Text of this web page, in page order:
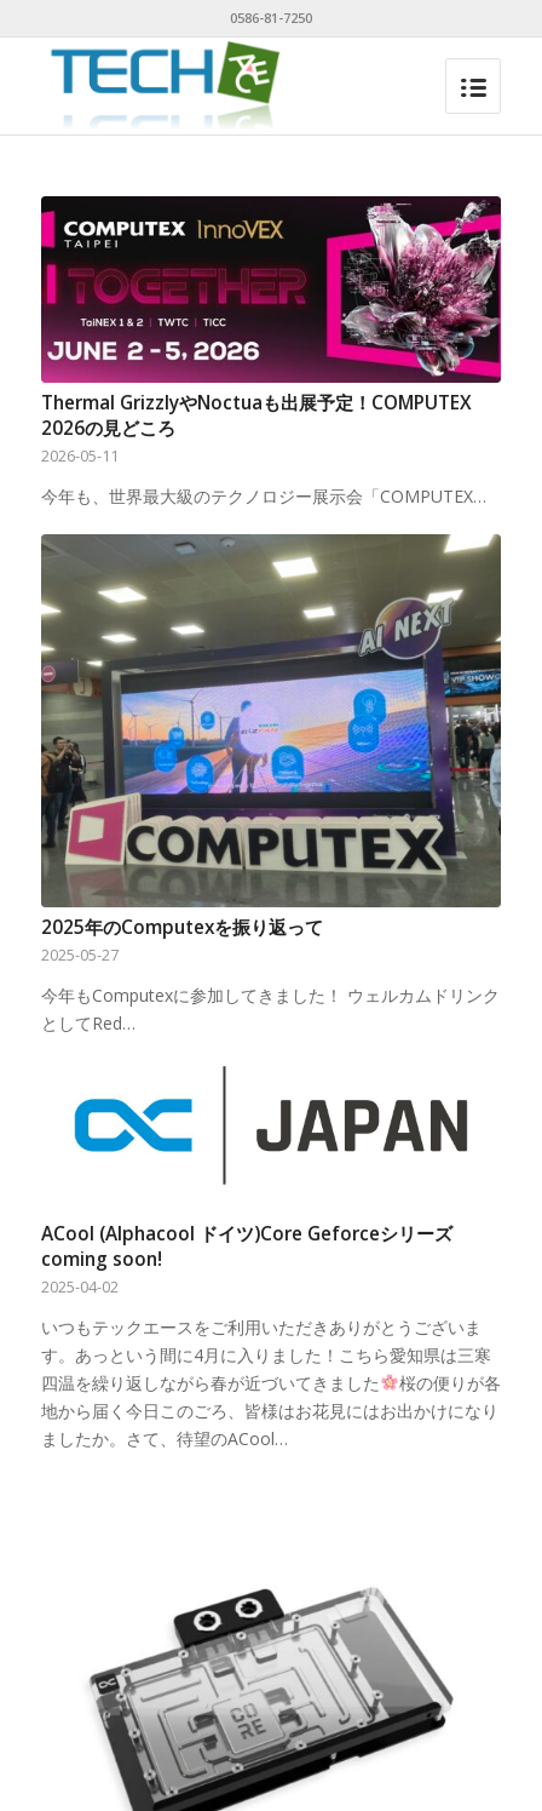
0586-81-7250
Thermal GrizzlyやNoctuaも出展予定！COMPUTEX
2026の見どころ
2026-05-11
今年も、世界最大級のテクノロジー展示会「COMPUTEX…
2025年のComputexを振り返って
2025-05-27
今年もComputexに参加してきました！ ウェルカムドリンク
としてRed…
ACool (Alphacool ドイツ)Core Geforceシリーズ
coming soon!
2025-04-02
いつもテックエースをご利用いただきありがとうございま
す。あっという間に4月に入りました！こちら愛知県は三寒
四温を繰り返しながら春が近づいてきました
桜の便りが各
地から届く今日このごろ、皆様はお花見にはお出かけになり
ましたか。さて、待望のACool…